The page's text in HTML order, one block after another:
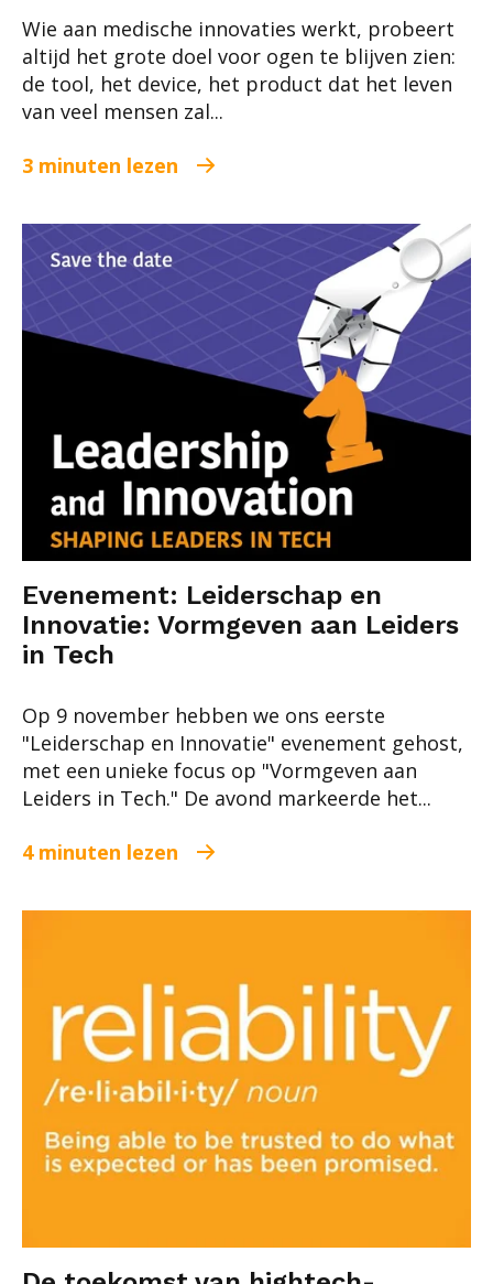
Wie aan medische innovaties werkt, probeert
altijd het grote doel voor ogen te blijven zien:
de tool, het device, het product dat het leven
van veel mensen zal...
3 minuten lezen
Evenement: Leiderschap en
Innovatie: Vormgeven aan Leiders
in Tech
Op 9 november hebben we ons eerste
"Leiderschap en Innovatie" evenement gehost,
met een unieke focus op "Vormgeven aan
Leiders in Tech." De avond markeerde het...
4 minuten lezen